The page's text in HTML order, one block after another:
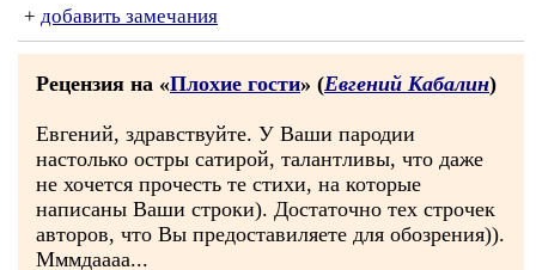
+ добавить замечания
Рецензия на «Плохие гости» (Евгений Кабалин)
Евгений, здравствуйте. У Ваши пародии
настолько остры сатирой, талантливы, что даже
не хочется прочесть те стихи, на которые
написаны Ваши строки). Достаточно тех строчек
авторов, что Вы предоставиляете для обозрения)).
Мммдаааа...